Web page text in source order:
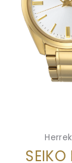
SEIKO